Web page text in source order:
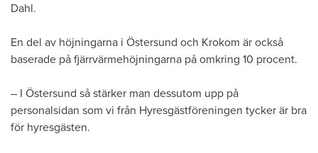
Dahl.
En del av höjningarna i Östersund och Krokom är också
baserade på fjärrvärmehöjningarna på omkring 10 procent.
– I Östersund så stärker man dessutom upp på
personalsidan som vi från Hyresgästföreningen tycker är bra
för hyresgästen.